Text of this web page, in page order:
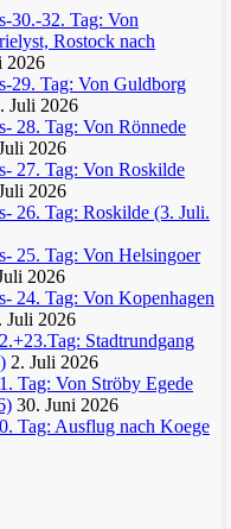
30.-32. Tag: Von
Rostock nach
2026
29. Tag: Von Guldborg
Juli 2026
28. Tag: Von Rönnede
2026
27. Tag: Von Roskilde
2026
26. Tag: Roskilde (3. Juli.
25. Tag: Von Helsingoer
2026
24. Tag: Von Kopenhagen
Juli 2026
Stadtrundgang
2. Juli 2026
Tag: Von Ströby Egede
30. Juni 2026
Tag: Ausflug nach Koege